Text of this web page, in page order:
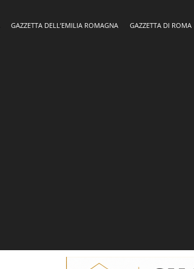
GAZZETTA DELL’EMILIA ROMAGNA GAZZETTA DI ROMA